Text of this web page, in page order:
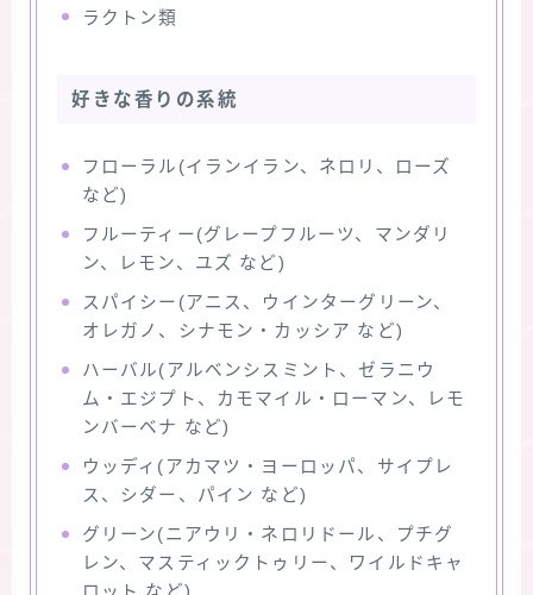
ラクトン類
好きな香りの系統
フローラル(イランイラン、ネロリ、ローズ
など)
フルーティー(グレープフルーツ、マンダリ
ン、レモン、ユズ など)
スパイシー(アニス、ウインターグリーン、
オレガノ、シナモン・カッシア など)
ハーバル(アルベンシスミント、ゼラニウ
ム・エジプト、カモマイル・ローマン、レモ
ンバーベナ など)
ウッディ(アカマツ・ヨーロッパ、サイプレ
ス、シダー、パイン など)
グリーン(ニアウリ・ネロリドール、プチグ
レン、マスティックトゥリー、ワイルドキャ